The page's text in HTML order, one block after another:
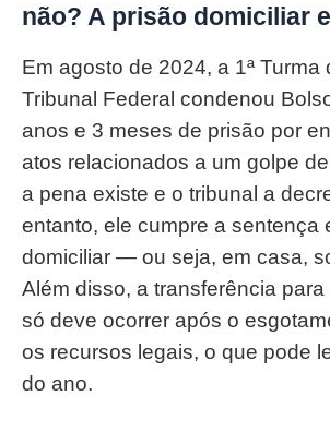
não? A prisão domiciliar
Em agosto de 2024, a 1ª Turma
Tribunal Federal condenou
anos e 3 meses de prisão por
atos relacionados a um golpe
a pena existe e o tribunal a
entanto, ele cumpre a sentença
domiciliar — ou seja, em casa,
Além disso, a transferência
só deve ocorrer após o
os recursos legais, o que pode
do ano.